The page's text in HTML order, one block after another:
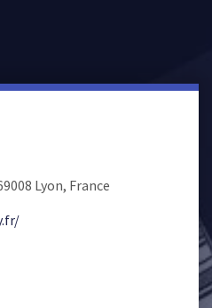
Lyon, France